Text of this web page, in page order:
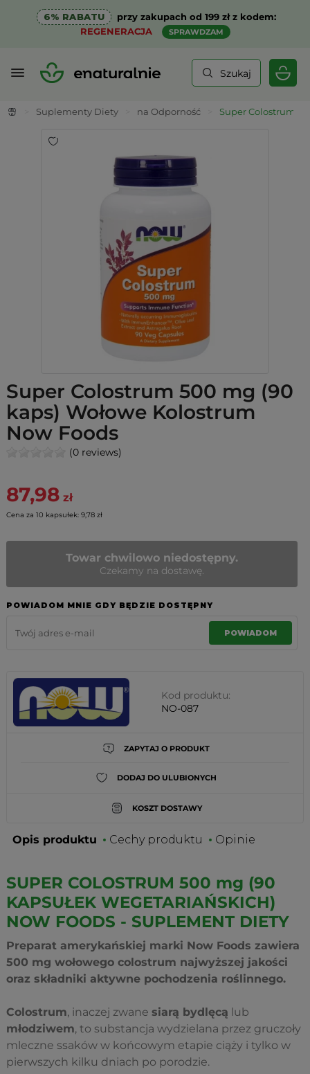
6% RABATU
przy zakupach od 199 zł z kodem:
REGENERACJA
SPRAWDZAM
Szukaj
Suplementy Diety na Odporność Super Colostrum
Super Colostrum 500 mg (90
kaps) Wołowe Kolostrum
Now Foods
(0 reviews)
87,98 zł
Cena za 10 kapsułek: 9,78 zł
Towar chwilowo niedostępny.
Czekamy na dostawę.
POWIADOM MNIE GDY BĘDZIE DOSTĘPNY
POWIADOM
Kod produktu:
NO-087
ZAPYTAJ O PRODUKT
DODAJ DO ULUBIONYCH
KOSZT DOSTAWY
Opis produktu Cechy produktu Opinie
SUPER COLOSTRUM 500 mg (90
KAPSUŁEK WEGETARIAŃSKICH)
NOW FOODS - SUPLEMENT DIETY
Preparat amerykańskiej marki Now Foods zawiera
500 mg wołowego colostrum najwyższej jakości
oraz składniki aktywne pochodzenia roślinnego.
Colostrum, inaczej zwane siarą bydlęcą lub
młodziwem, to substancja wydzielana przez gruczoły
mleczne ssaków w końcowym etapie ciąży i tylko w
pierwszych kilku dniach po porodzie.